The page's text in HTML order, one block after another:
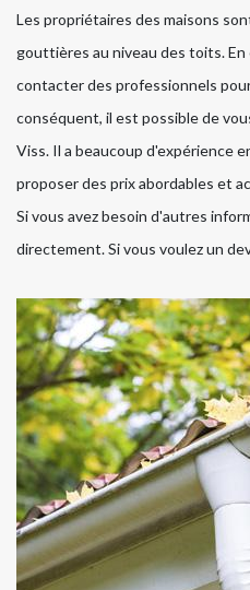
Les propriétaires des maisons
gouttières au niveau des toits.
contacter des professionnels
conséquent, il est possible de
Viss. Il a beaucoup d'expérience
proposer des prix abordables et
Si vous avez besoin d'autres
directement. Si vous voulez un